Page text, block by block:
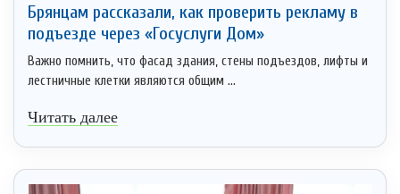
Брянцам рассказали, как проверить рекламу в
подъезде через «Госуслуги Дом»
Важно помнить, что фасад здания, стены подъездов, лифты и
лестничные клетки являются общим ...
Читать далее